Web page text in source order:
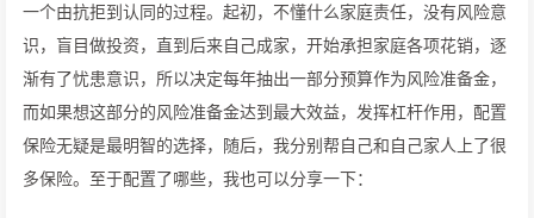
一个由抗拒到认同的过程。起初，不懂什么家庭责任，没有风险意
识，盲目做投资，直到后来自己成家，开始承担家庭各项花销，逐
渐有了忧患意识，所以决定每年抽出一部分预算作为风险准备金，
而如果想这部分的风险准备金达到最大效益，发挥杠杆作用，配置
保险无疑是最明智的选择，随后，我分别帮自己和自己家人上了很
多保险。至于配置了哪些，我也可以分享一下：